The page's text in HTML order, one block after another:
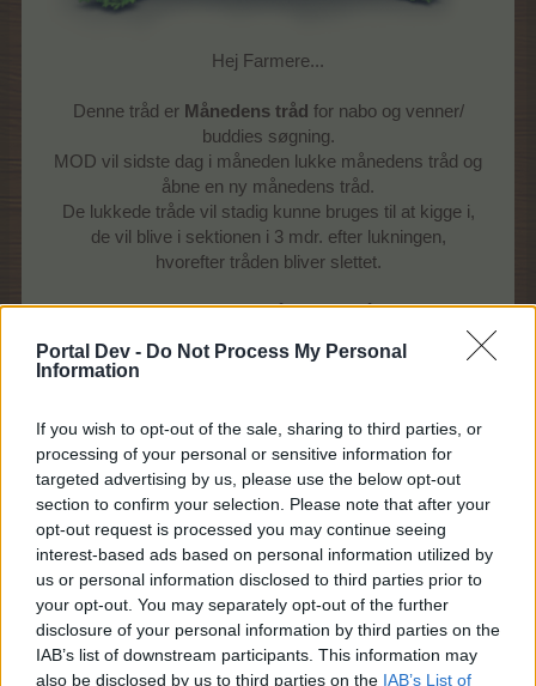
Portal Dev - Do Not Process My Personal
Information
If you wish to opt-out of the sale, sharing to third parties, or
processing of your personal or sensitive information for
targeted advertising by us, please use the below opt-out
section to confirm your selection. Please note that after your
opt-out request is processed you may continue seeing
interest-based ads based on personal information utilized by
us or personal information disclosed to third parties prior to
your opt-out. You may separately opt-out of the further
disclosure of your personal information by third parties on the
IAB’s list of downstream participants. This information may
also be disclosed by us to third parties on the IAB’s List of
Hej Farmere...
Denne tråd er Månedens tråd for nabo og venner/
buddies søgning.
MOD vil sidste dag i måneden lukke månedens tråd og
åbne en ny månedens tråd.
De lukkede tråde vil stadig kunne bruges til at kigge i,
de vil blive i sektionen i 3 mdr. efter lukningen,
hvorefter tråden bliver slettet.
Reglerne for Månedens tråd
Forum reglerne gælder her som overalt på forum
Alle andre former for indlæg vil blive fjernet uden yderlige
kommentarer.
Hvis du underskriver din nabosøgning med dit
brugernavn,
skrevet som det står i bunden af din skærm
er det nemmere at finde dig
Der måikke postes indlæg med nabo og venner/
buddies søgning